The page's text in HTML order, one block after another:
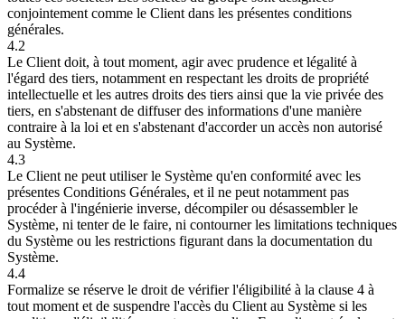
conjointement comme le Client dans les présentes conditions
générales.
4.2
Le Client doit, à tout moment, agir avec prudence et légalité à
l'égard des tiers, notamment en respectant les droits de propriété
intellectuelle et les autres droits des tiers ainsi que la vie privée des
tiers, en s'abstenant de diffuser des informations d'une manière
contraire à la loi et en s'abstenant d'accorder un accès non autorisé
au Système.
4.3
Le Client ne peut utiliser le Système qu'en conformité avec les
présentes Conditions Générales, et il ne peut notamment pas
procéder à l'ingénierie inverse, décompiler ou désassembler le
Système, ni tenter de le faire, ni contourner les limitations techniques
du Système ou les restrictions figurant dans la documentation du
Système.
4.4
Formalize se réserve le droit de vérifier l'éligibilité à la clause 4 à
tout moment et de suspendre l'accès du Client au Système si les